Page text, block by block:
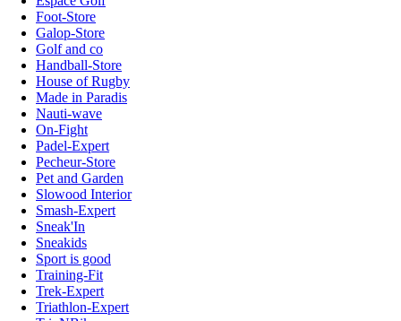
Foot-Store
Galop-Store
Golf and co
Handball-Store
House of Rugby
Made in Paradis
Nauti-wave
On-Fight
Padel-Expert
Pecheur-Store
Pet and Garden
Slowood Interior
Smash-Expert
Sneak'In
Sneakids
Sport is good
Training-Fit
Trek-Expert
Triathlon-Expert